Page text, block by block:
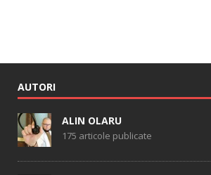
AUTORI
ALIN OLARU
175 articole publicate